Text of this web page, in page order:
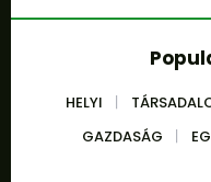
HELYI
GAZDASÁG